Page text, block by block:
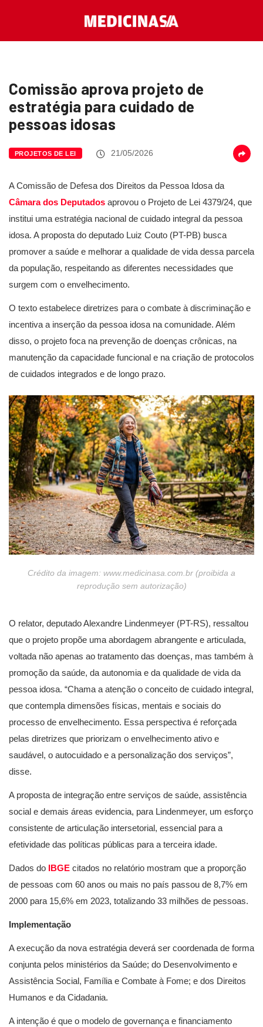
Comissão aprova projeto de
estratégia para cuidado de
pessoas idosas
PROJETOS DE LEI 21/05/2026
A Comissão de Defesa dos Direitos da Pessoa Idosa da
Câmara dos Deputados aprovou o Projeto de Lei 4379/24, que
institui uma estratégia nacional de cuidado integral da pessoa
idosa. A proposta do deputado Luiz Couto (PT-PB) busca
promover a saúde e melhorar a qualidade de vida dessa parcela
da população, respeitando as diferentes necessidades que
surgem com o envelhecimento.
O texto estabelece diretrizes para o combate à discriminação e
incentiva a inserção da pessoa idosa na comunidade. Além
disso, o projeto foca na prevenção de doenças crônicas, na
manutenção da capacidade funcional e na criação de protocolos
de cuidados integrados e de longo prazo.
Crédito da imagem: www.medicinasa.com.br (proibida a
reprodução sem autorização)
O relator, deputado Alexandre Lindenmeyer (PT-RS), ressaltou
que o projeto propõe uma abordagem abrangente e articulada,
voltada não apenas ao tratamento das doenças, mas também à
promoção da saúde, da autonomia e da qualidade de vida da
pessoa idosa. “Chama a atenção o conceito de cuidado integral,
que contempla dimensões físicas, mentais e sociais do
processo de envelhecimento. Essa perspectiva é reforçada
pelas diretrizes que priorizam o envelhecimento ativo e
saudável, o autocuidado e a personalização dos serviços”,
disse.
A proposta de integração entre serviços de saúde, assistência
social e demais áreas evidencia, para Lindenmeyer, um esforço
consistente de articulação intersetorial, essencial para a
efetividade das políticas públicas para a terceira idade.
Dados do IBGE citados no relatório mostram que a proporção
de pessoas com 60 anos ou mais no país passou de 8,7% em
2000 para 15,6% em 2023, totalizando 33 milhões de pessoas.
Implementação
A execução da nova estratégia deverá ser coordenada de forma
conjunta pelos ministérios da Saúde; do Desenvolvimento e
Assistência Social, Família e Combate à Fome; e dos Direitos
Humanos e da Cidadania.
A intenção é que o modelo de governança e financiamento